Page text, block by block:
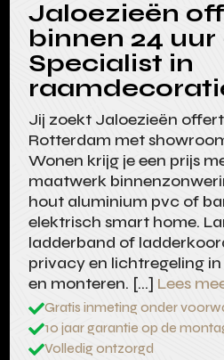
Jaloezieën
binnen 24 uur
Specialist in
Jij zoekt Jaloezieën
Rotterdam met
Wonen krijg je een prijs
maatwerk
hout aluminium pvc of
elektrisch smart home.
ladderband of
privacy en lichtregeling
en monteren. […] Lees
Gratis inmeting onder
10 jaar garantie op de
Volledig ontzorgd